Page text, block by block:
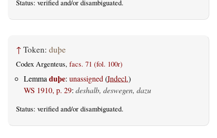
Status: verified and/or disambiguated.
↑ Token: duþe
Codex Argenteus, facs. 71 (fol. 100r)
Lemma duþe: unassigned (Indecl.)
WS 1910, p. 29: deshalb, deswegen, dazu
Status: verified and/or disambiguated.